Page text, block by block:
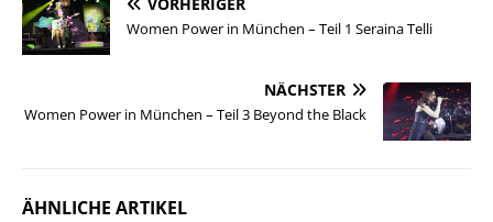
Women Power in München – Teil 1 Seraina Telli
NÄCHSTER
Women Power in München – Teil 3 Beyond the Black
ÄHNLICHE ARTIKEL